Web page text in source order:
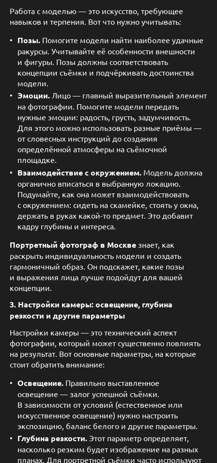
Работа с моделью — это искусство, требующее
навыков и терпения. Вот что нужно учитывать:
Позы. Помогите модели найти наиболее удачные
ракурсы. Учитывайте её особенности внешности
и фигуры. Позы должны соответствовать
концепции съёмки и подчёркивать достоинства
модели.
Эмоции. Лицо — главный выразительный элемент
на фотографии. Помогите модели передать
нужные эмоции: радость, грусть, задумчивость.
Для этого можно использовать разные приёмы —
от словесных инструкций до создания
определённой атмосферы на съёмочной
площадке.
Взаимодействие с окружением. Модель должна
органично вписаться в выбранную локацию.
Подумайте, как она может взаимодействовать
с окружением: сидеть на скамейке, стоять у окна,
держать в руках какой-то предмет. Это добавит
кадру глубины и интереса.
Портретный фотограф в Москве знает, как
раскрыть индивидуальность модели и создать
гармоничный образ. Он подскажет, какие позы
и выражения лица лучше подойдут для вашей
концепции.
3. Настройки камеры: освещение, глубина
резкости и другие параметры
Настройки камеры — это технический аспект
фотографии, который может существенно повлиять
на результат. Вот основные параметры, на которые
стоит обратить внимание:
Освещение. Правильно выставленное
освещение — залог успешной съёмки.
В зависимости от условий (естественное или
искусственное освещение) нужно настроить
экспозицию, баланс белого и другие параметры.
Глубина резкости. Этот параметр определяет,
насколько резким будет изображение на разных
планах. Для портретной съёмки часто используют